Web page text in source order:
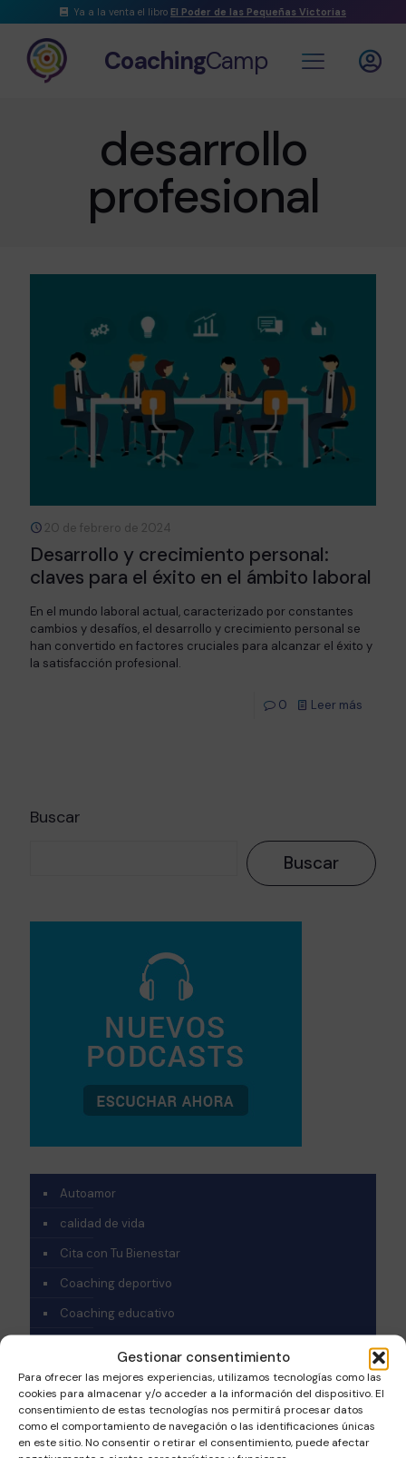
Gestionar consentimiento
Para ofrecer las mejores experiencias, utilizamos tecnologías como las
cookies para almacenar y/o acceder a la información del dispositivo. El
consentimiento de estas tecnologías nos permitirá procesar datos
como el comportamiento de navegación o las identificaciones únicas
en este sitio. No consentir o retirar el consentimiento, puede afectar
Ya a la venta el libro El Poder de las Pequeñas Victorias
CoachingCamp
desarrollo
profesional
20 de febrero de 2024
Desarrollo y crecimiento personal:
claves para el éxito en el ámbito laboral
En el mundo laboral actual, caracterizado por constantes
cambios y desafíos, el desarrollo y crecimiento personal se
han convertido en factores cruciales para alcanzar el éxito y
la satisfacción profesional.
0 Leer más
Buscar
Buscar
Autoamor
calidad de vida
Cita con Tu Bienestar
Coaching deportivo
Coaching educativo
Coaching nutricional, Fitness coaching, Libros y
Películas
Coaching Personal
crecimiento personal